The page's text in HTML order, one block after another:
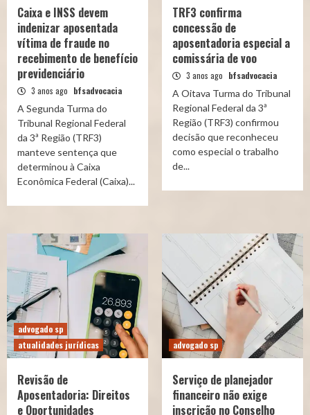
Caixa e INSS devem
indenizar aposentada
vítima de fraude no
recebimento de benefício
previdenciário
3 anos ago bfsadvocacia
A Segunda Turma do
Tribunal Regional Federal
da 3ª Região (TRF3)
manteve sentença que
determinou à Caixa
Econômica Federal (Caixa)...
TRF3 confirma
concessão de
aposentadoria especial a
comissária de voo
3 anos ago bfsadvocacia
A Oitava Turma do Tribunal
Regional Federal da 3ª
Região (TRF3) confirmou
decisão que reconheceu
como especial o trabalho
de...
advogado sp
atualidades jurídicas
Revisão de
Aposentadoria: Direitos
e Oportunidades
advogado sp
Serviço de planejador
financeiro não exige
inscrição no Conselho